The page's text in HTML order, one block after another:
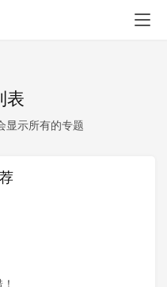
表
显示所有的专题